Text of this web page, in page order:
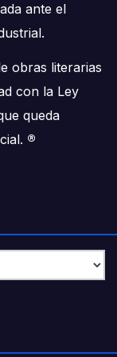
ante el
obras literarias
con la Ley
queda
®